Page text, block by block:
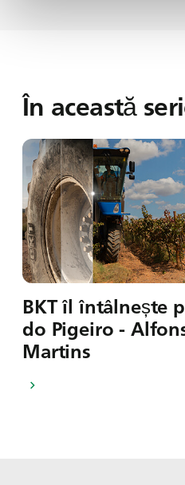
În această
BKT îl întâlnește
do Pigeiro -
Martins